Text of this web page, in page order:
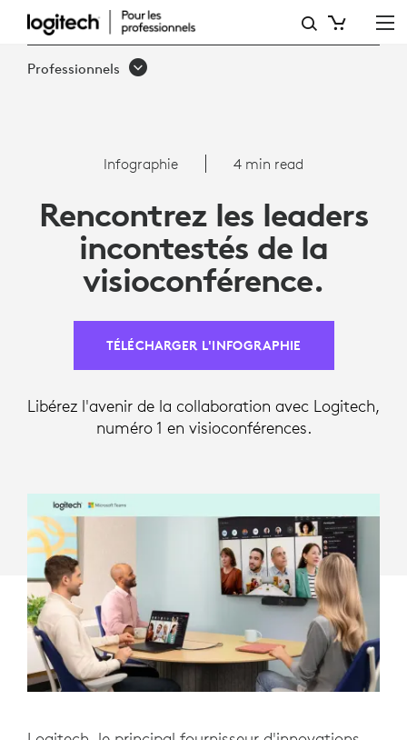
INFOGRAPHIE
VISIOCONFÉRENCE
MIEUX
NOTÉE
POUR
TEAMS
Professionnels
Infographie 4 min read
Rencontrez les leaders
incontestés de la
visioconférence.
TÉLÉCHARGER L'INFOGRAPHIE
Libérez l'avenir de la collaboration avec Logitech,
numéro 1 en visioconférences.